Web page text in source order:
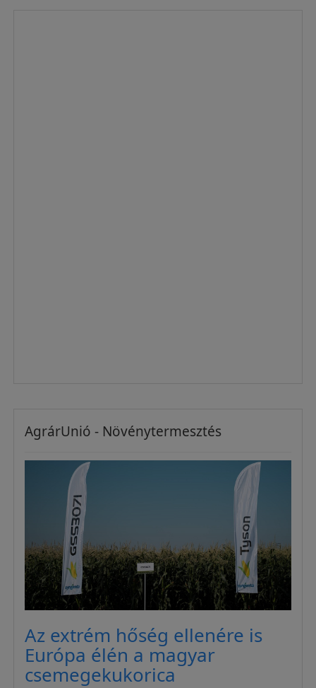
AgrárUnió - Növénytermesztés
Az extrém hőség ellenére is
Európa élén a magyar
csemegekukorica